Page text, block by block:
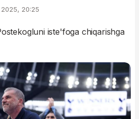
2025, 20:25
iste'foga chiqarishga